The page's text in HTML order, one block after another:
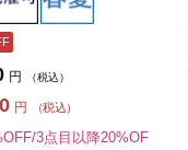
円 （税込）
円 （税込）
3点目以降20%OF